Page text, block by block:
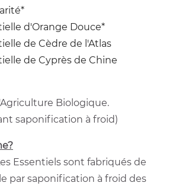
d'Orange Douce*
de Cèdre de l'Atlas
de Cyprès de Chine
Biologique.
saponification à froid)
Essentiels sont fabriqués de
par saponification à froid des